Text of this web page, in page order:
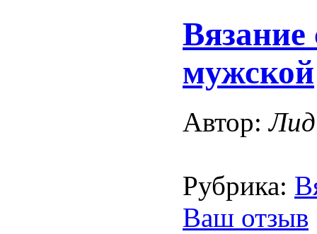
мужской
Автор:
Рубрика:
Ваш отзыв